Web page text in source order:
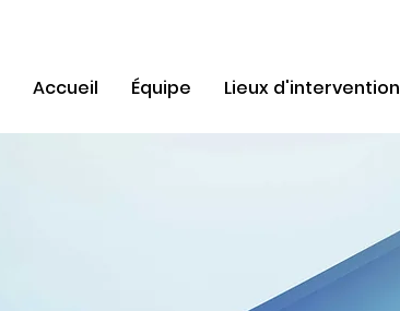
Accueil Équipe Lieux d'intervention